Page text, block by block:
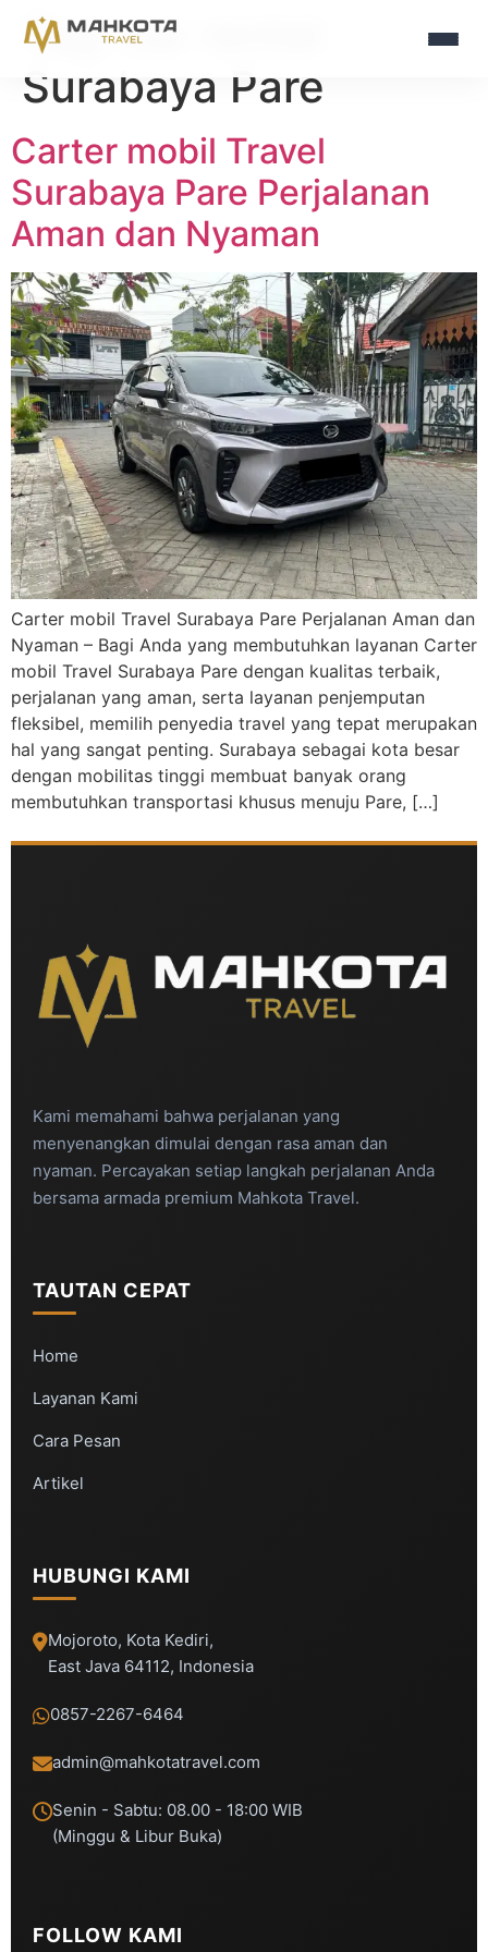
Tag:car rental
Surabaya Pare
Carter mobil Travel
Surabaya Pare Perjalanan
Aman dan Nyaman
Carter mobil Travel Surabaya Pare Perjalanan Aman dan
Nyaman – Bagi Anda yang membutuhkan layanan Carter
mobil Travel Surabaya Pare dengan kualitas terbaik,
perjalanan yang aman, serta layanan penjemputan
fleksibel, memilih penyedia travel yang tepat merupakan
hal yang sangat penting. Surabaya sebagai kota besar
dengan mobilitas tinggi membuat banyak orang
membutuhkan transportasi khusus menuju Pare, […]
Kami memahami bahwa perjalanan yang
menyenangkan dimulai dengan rasa aman dan
nyaman. Percayakan setiap langkah perjalanan Anda
bersama armada premium Mahkota Travel.
TAUTAN CEPAT
Home
Layanan Kami
Cara Pesan
Artikel
HUBUNGI KAMI
Mojoroto, Kota Kediri,
East Java 64112, Indonesia
0857-2267-6464
admin@mahkotatravel.com
Senin - Sabtu: 08.00 - 18:00 WIB
(Minggu & Libur Buka)
FOLLOW KAMI